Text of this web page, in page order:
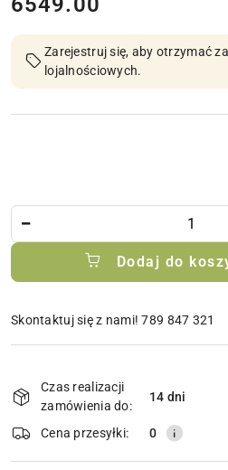
Zarejestruj się, aby otrzymać
lojalnościowych.
Dodaj do
Skontaktuj się z nami! 789 847 321
Wyślij
dostawa
Czas realizacji
zamówienia do:
14 dni
Cena przesyłki: 0